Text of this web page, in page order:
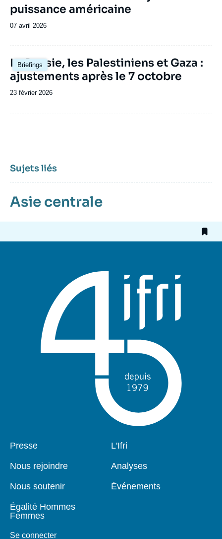
puissance américaine
Date
publication
07 avril 2026
Briefings
Image
principale
La Russie, les Palestiniens et Gaza :
ajustements après le 7 octobre
Date
publication
23 février 2026
Sujets liés
Asie centrale
Pied
Presse
Nous rejoindre
Nous soutenir
Égalité Hommes
Femmes
Se connecter
Navigation
L'Ifri
Analyses
Événements